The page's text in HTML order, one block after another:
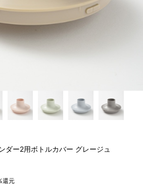
ダー2用ボトルカバー グレージュ
還元